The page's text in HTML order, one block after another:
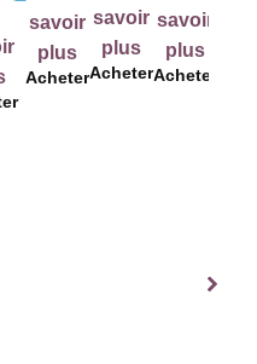
savoir
plus
Acheter
savoir
plus
Acheter
savoir
plus
Acheter